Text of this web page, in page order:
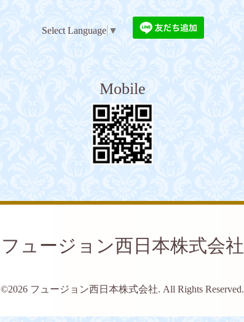
Select Language ▼
Mobile
フュージョン西日本株式会社
©2026 フュージョン西日本株式会社. All Rights Reserved.